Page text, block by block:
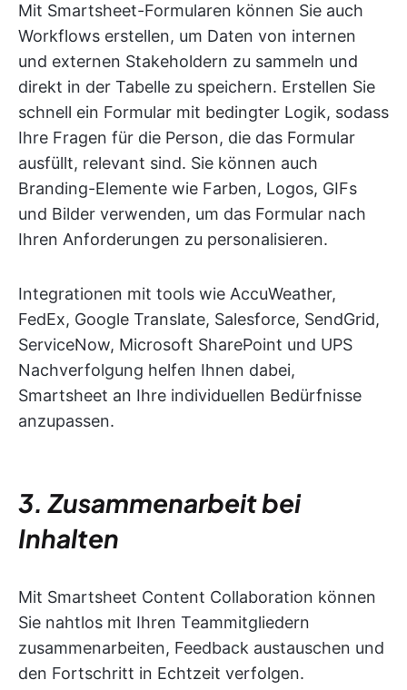
Mit Smartsheet-Formularen können Sie auch
Workflows erstellen, um Daten von internen
und externen Stakeholdern zu sammeln und
direkt in der Tabelle zu speichern. Erstellen Sie
schnell ein Formular mit bedingter Logik, sodass
Ihre Fragen für die Person, die das Formular
ausfüllt, relevant sind. Sie können auch
Branding-Elemente wie Farben, Logos, GIFs
und Bilder verwenden, um das Formular nach
Ihren Anforderungen zu personalisieren.
Integrationen mit tools wie AccuWeather,
FedEx, Google Translate, Salesforce, SendGrid,
ServiceNow, Microsoft SharePoint und UPS
Nachverfolgung helfen Ihnen dabei,
Smartsheet an Ihre individuellen Bedürfnisse
anzupassen.
3. Zusammenarbeit bei
Inhalten
Mit Smartsheet Content Collaboration können
Sie nahtlos mit Ihren Teammitgliedern
zusammenarbeiten, Feedback austauschen und
den Fortschritt in Echtzeit verfolgen.